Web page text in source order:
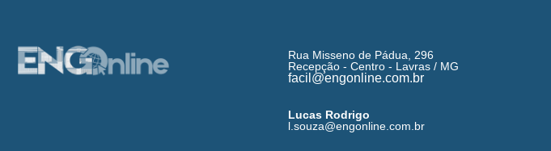
Rua Misseno de Pádua, 296
Recepção - Centro - Lavras / MG
facil@engonline.com.br
Lucas Rodrigo
l.souza@engonline.com.br